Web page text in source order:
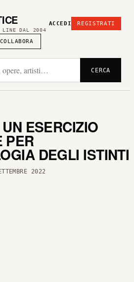
LINE DAL 2004
COLLABORA
ACCEDI REGISTRATI
CERCA
ESERCIZIO
PER
DEGLI ISTINTI
2022